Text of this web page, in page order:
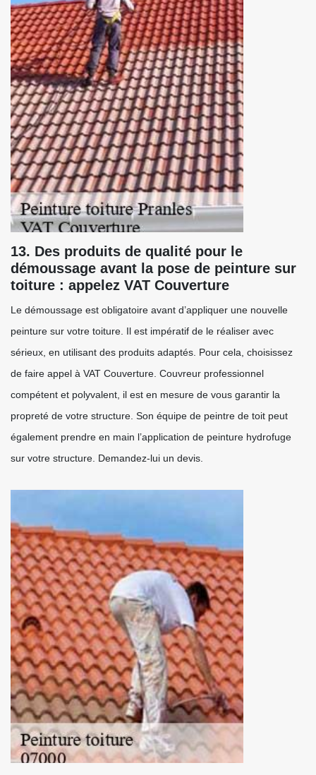
13. Des produits de qualité pour le
démoussage avant la pose de peinture sur
toiture : appelez VAT Couverture
Le démoussage est obligatoire avant d’appliquer une nouvelle
peinture sur votre toiture. Il est impératif de le réaliser avec
sérieux, en utilisant des produits adaptés. Pour cela, choisissez
de faire appel à VAT Couverture. Couvreur professionnel
compétent et polyvalent, il est en mesure de vous garantir la
propreté de votre structure. Son équipe de peintre de toit peut
également prendre en main l’application de peinture hydrofuge
sur votre structure. Demandez-lui un devis.